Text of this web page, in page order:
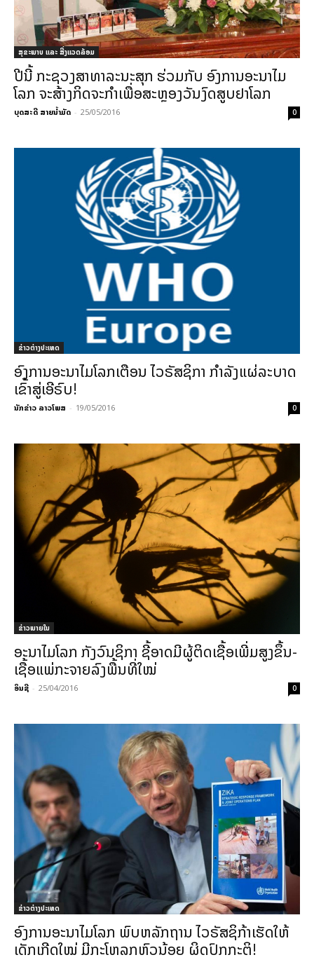
ສຸຂະພາບ ແລະ ສີ່ງແວດລ້ອມ
ປີນີ້ ກະຊວງສາທາລະນະສຸກ ຮ່ວມກັບ ອົງການອະນາໄມ
ໂລກ ຈະສ້າງກິດຈະກໍາເພື່ອສະຫຼອງວັນງົດສູບຢາໂລກ
ບຸດສະດີ ສາຍນ້ຳມັດ - 25/05/2016 0
ຂ່າວຕ່າງປະເທດ
ອົງການອະນາໄມໂລກເຕືອນ ໄວຣັສຊິກາ ກຳລັງແຜ່ລະບາດ
ເຂົ້າສູ່ເອີຣົບ!
ນັກຂ່າວ ລາວໂພສ - 19/05/2016 0
ຂ່າວພາຍ​ໃນ
ອະນາໄມໂລກ ກັງວົນຊິກາ ຊີ້ອາດມີຜູ້ຕິດເຊື້ອເພີ່ມສູງຂຶ້ນ-
ເຊື້ອແພ່ກະຈາຍລົງພື້ນທີ່ໃໝ່
ອິນຊີ - 25/04/2016 0
ຂ່າວຕ່າງປະເທດ
ອົງການອະນາໄມໂລກ ພົບຫລັກຖານ ໄວຣັສຊິກ້າເຮັດໃຫ້
ເດັກເກີດໃໝ່ ມີກະໂຫລກຫົວນ້ອຍ ຜິດປົກກະຕິ!